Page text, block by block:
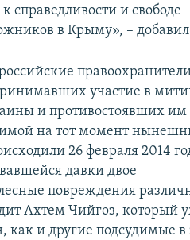
справедливости и свободе
в Крыму», –
участие в
и противостоявших им
на тот момент
26 февраля 2014
давки двое
повреждения
Ахтем Чийгоз, который
как и другие подсудимые в